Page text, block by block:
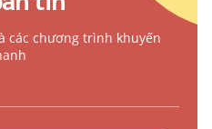
các chương trình khuyến